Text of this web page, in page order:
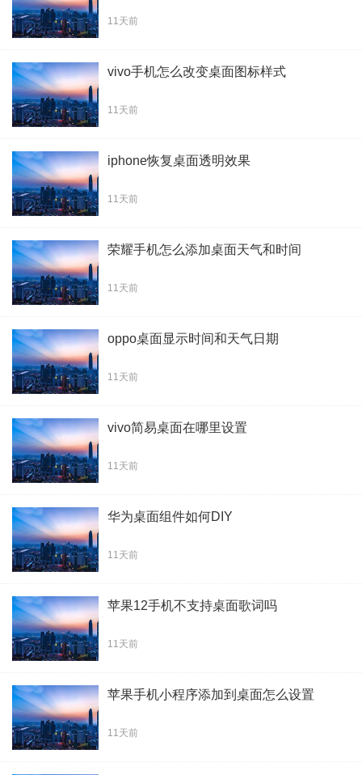
11天前
vivo手机怎么改变桌面图标样式
11天前
iphone恢复桌面透明效果
11天前
荣耀手机怎么添加桌面天气和时间
11天前
oppo桌面显示时间和天气日期
11天前
vivo简易桌面在哪里设置
11天前
华为桌面组件如何DIY
11天前
苹果12手机不支持桌面歌词吗
11天前
苹果手机小程序添加到桌面怎么设置
11天前